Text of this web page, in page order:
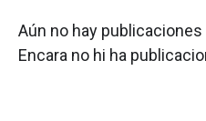
Aún no hay
Encara no hi ha